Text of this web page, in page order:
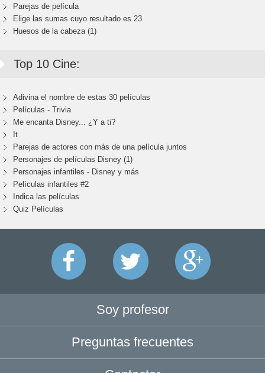
Parejas de película
Elige las sumas cuyo resultado es 23
Huesos de la cabeza (1)
Top 10 Cine:
Adivina el nombre de estas 30 películas
Películas - Trivia
Me encanta Disney... ¿Y a ti?
It
Parejas de actores con más de una película juntos
Personajes de películas Disney (1)
Personajes infantiles - Disney y más
Películas infantiles #2
Indica las películas
Quiz Películas
Soy profesor
Preguntas frecuentes